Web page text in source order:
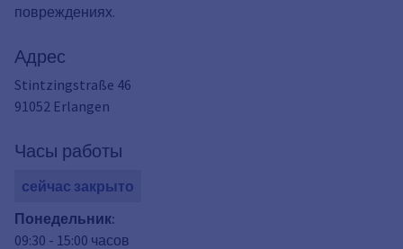
повреждениях.
Адрес
Stintzingstraße 46
91052 Erlangen
Часы работы
сейчас закрыто
Понедельник:
09:30 - 15:00 часов